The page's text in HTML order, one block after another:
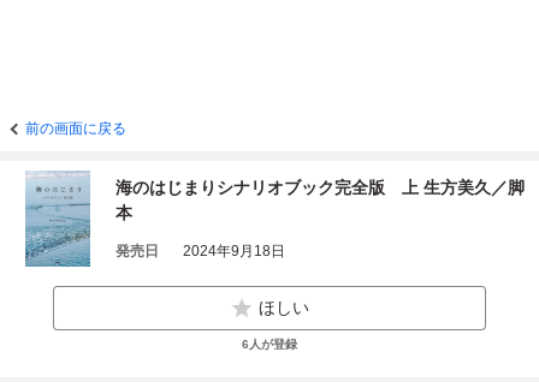
前の画面に戻る
海のはじまりシナリオブック完全版 上 生方美久／脚
本
発売日 2024年9月18日
ほしい
6 人が登録